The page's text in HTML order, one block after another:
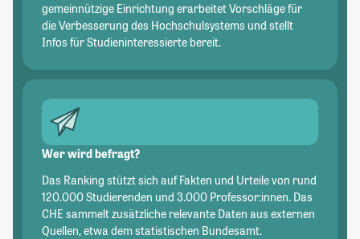
gemeinnützige Einrichtung erarbeitet Vorschläge für
die Verbesserung des Hochschulsystems und stellt
Infos für Studieninteressierte bereit.
Wer wird befragt?
Das Ranking stützt sich auf Fakten und Urteile von rund
120.000 Studierenden und 3.000 Professor:innen. Das
CHE sammelt zusätzliche relevante Daten aus externen
Quellen, etwa dem statistischen Bundesamt.